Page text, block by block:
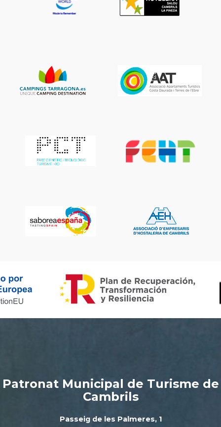
Patronat Municipal de Turisme de
Cambrils
Passeig de les Palmeres, 1